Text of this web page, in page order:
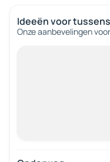
Ideeën voor
Onze aanbevelingen